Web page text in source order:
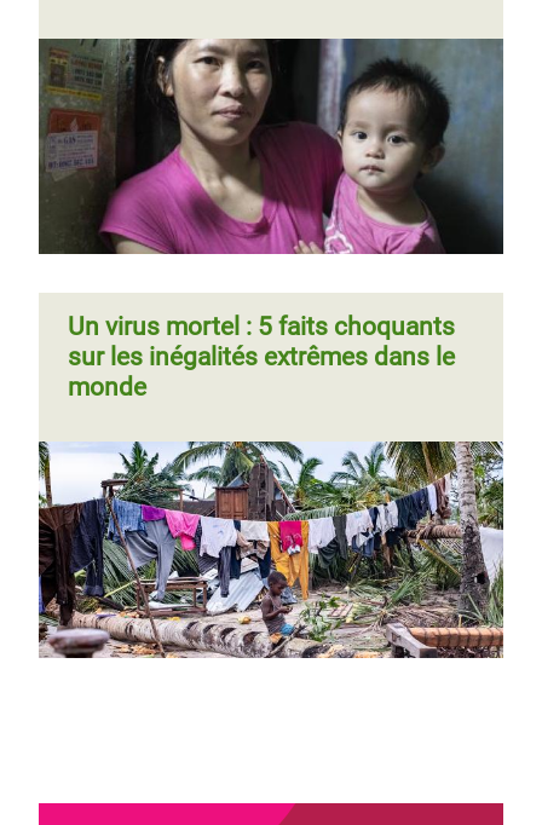
Un virus mortel : 5 faits choquants
sur les inégalités extrêmes dans le
monde